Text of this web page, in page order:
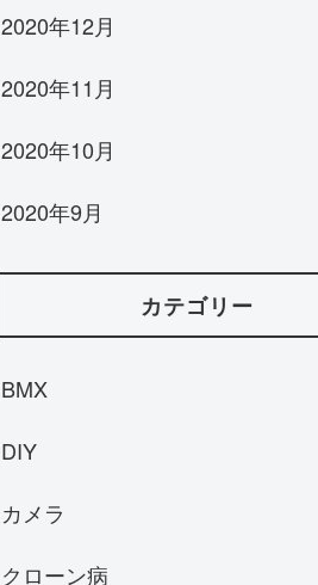
2020年12月
2020年11月
2020年10月
2020年9月
カテゴリー
BMX
DIY
カメラ
クローン病